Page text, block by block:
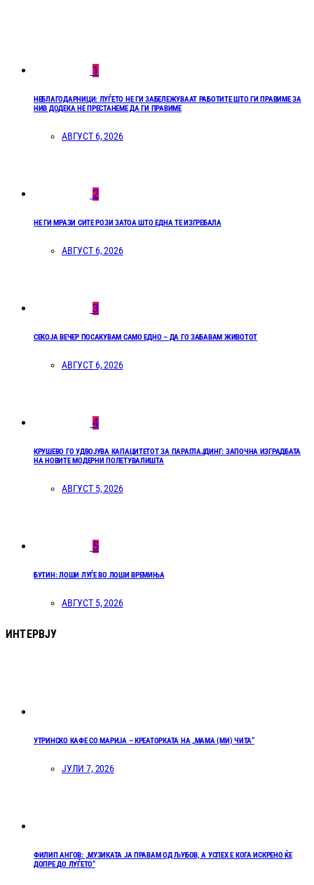
1
НЕБЛАГОДАРНИЦИ: ЛУЃЕТО НЕ ГИ ЗАБЕЛЕЖУВААТ РАБОТИТЕ ШТО ГИ ПРАВИМЕ ЗА
НИВ ДОДЕКА НЕ ПРЕСТАНЕМЕ ДА ГИ ПРАВИМЕ
АВГУСТ 6, 2026
2
НЕ ГИ МРАЗИ СИТЕ РОЗИ ЗАТОА ШТО ЕДНА ТЕ ИЗГРЕБАЛА
АВГУСТ 6, 2026
3
СЕКОЈА ВЕЧЕР ПОСАКУВАМ САМО ЕДНО – ДА ГО ЗАБАВАМ ЖИВОТОТ
АВГУСТ 6, 2026
4
КРУШЕВО ГО УДВОЈУВА КАПАЦИТЕТОТ ЗА ПАРАГЛАЈДИНГ: ЗАПОЧНА ИЗГРАДБАТА
НА НОВИТЕ МОДЕРНИ ПОЛЕТУВАЛИШТА
АВГУСТ 5, 2026
5
БУТИН: ЛОШИ ЛУЃЕ ВО ЛОШИ ВРЕМИЊА
АВГУСТ 5, 2026
ИНТЕРВЈУ
УТРИНСКО КАФЕ СО МАРИЈА – КРЕАТОРКАТА НА „МАМА (МИ) ЧИТА“
ЈУЛИ 7, 2026
ФИЛИП АНГОВ: „МУЗИКАТА ЈА ПРАВАМ ОД ЉУБОВ, А УСПЕХ Е КОГА ИСКРЕНО ЌЕ
ДОПРЕ ДО ЛУЃЕТО“